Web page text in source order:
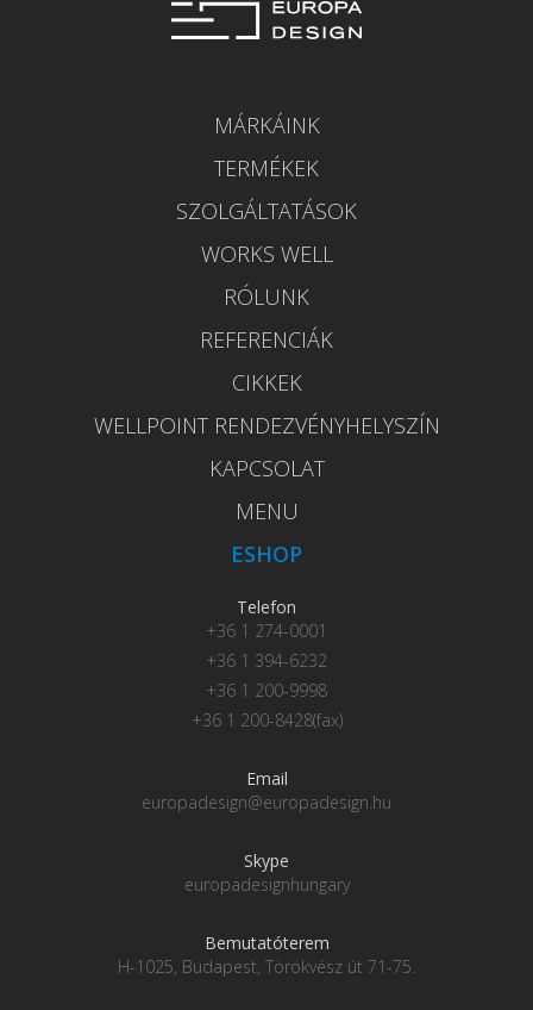
MÁRKÁINK
TERMÉKEK
SZOLGÁLTATÁSOK
WORKS WELL
RÓLUNK
REFERENCIÁK
CIKKEK
WELLPOINT RENDEZVÉNYHELYSZÍN
KAPCSOLAT
MENU
ESHOP
Telefon
+36 1 274-0001
+36 1 394-6232
+36 1 200-9998
+36 1 200-8428(fax)
Email
europadesign@europadesign.hu
Skype
europadesignhungary
Bemutatóterem
H-1025, Budapest, Törökvész út 71-75.